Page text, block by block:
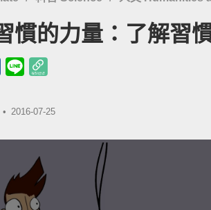
習慣的力量：了解
2016-07-25